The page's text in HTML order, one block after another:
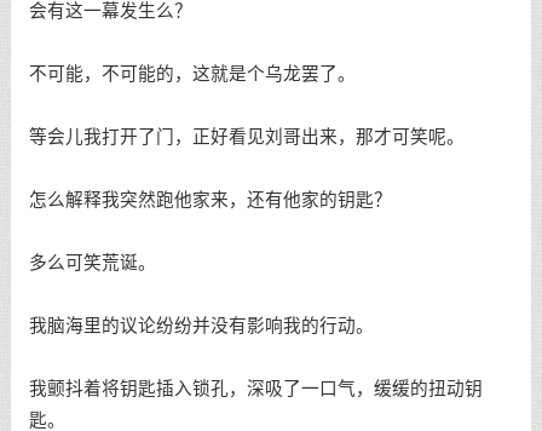
会有这一幕发生么？
不可能，不可能的，这就是个乌龙罢了。
等会儿我打开了门，正好看见刘哥出来，那才可笑呢。
怎么解释我突然跑他家来，还有他家的钥匙？
多么可笑荒诞。
我脑海里的议论纷纷并没有影响我的行动。
我颤抖着将钥匙插入锁孔，深吸了一口气，缓缓的扭动钥
匙。